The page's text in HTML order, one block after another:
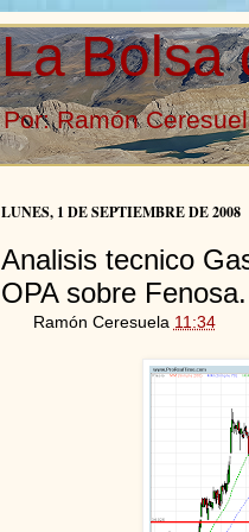
La Bolsa
Por: Ramón
LUNES, 1 DE SEPTIEMBRE DE 2008
Analisis tecnico
OPA sobre Fenosa.
Ramón Ceresuela 11:34